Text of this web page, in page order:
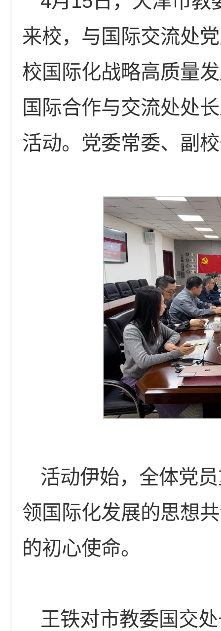
来校，与国际交流处
校国际化战略高质量
国际合作与交流处处
活动。党委常委、副
活动伊始，全体党
领国际化发展的思想
的初心使命。
王铁对市教委国交处